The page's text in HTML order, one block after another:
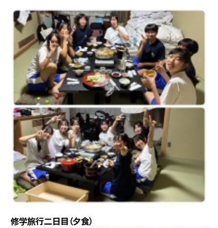
修学旅行二日目（夕食）